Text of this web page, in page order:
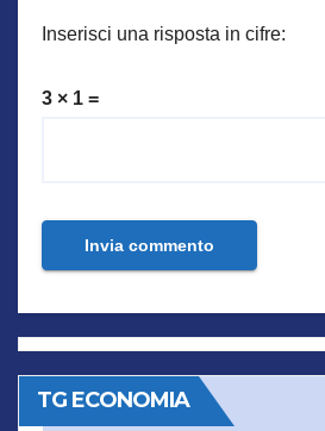
Inserisci una risposta in cifre:
3 × 1 =
TG ECONOMIA